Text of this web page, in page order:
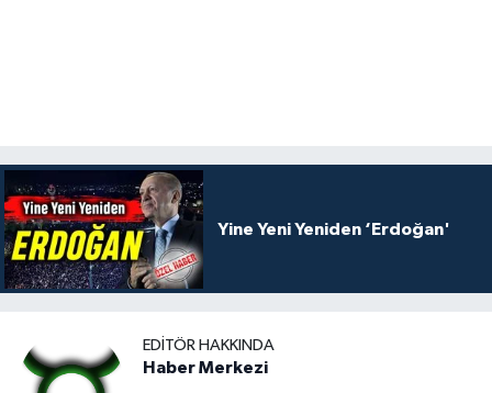
Yine Yeni Yeniden ‘Erdoğan'
EDITÖR HAKKINDA
Haber Merkezi